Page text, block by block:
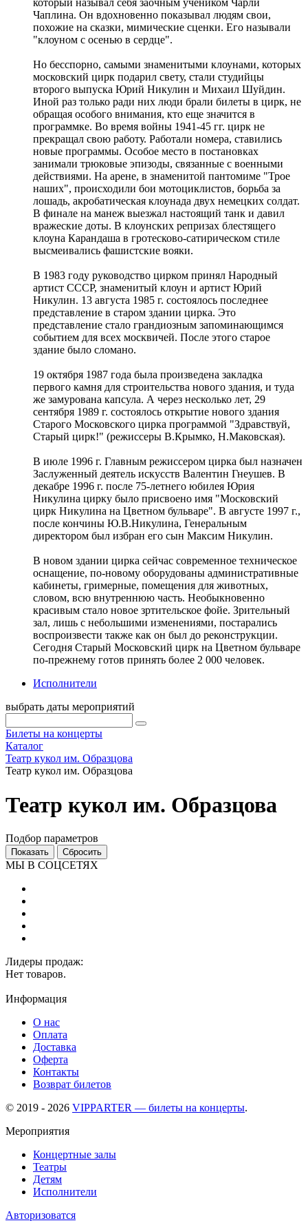
который называл себя заочным учеником Чарли
Чаплина. Он вдохновенно показывал людям свои,
похожие на сказки, мимические сценки. Его называли
"клоуном с осенью в сердце".
Но бесспорно, самыми знаменитыми клоунами, которых
московский цирк подарил свету, стали студийцы
второго выпуска Юрий Никулин и Михаил Шуйдин.
Иной раз только ради них люди брали билеты в цирк, не
обращая особого внимания, кто еще значится в
программке. Во время войны 1941-45 гг. цирк не
прекращал свою работу. Работали номера, ставились
новые программы. Особое место в постановках
занимали трюковые эпизоды, связанные с военными
действиями. На арене, в знаменитой пантомиме "Трое
наших", происходили бои мотоциклистов, борьба за
лошадь, акробатическая клоунада двух немецких солдат.
В финале на манеж выезжал настоящий танк и давил
вражеские доты. В клоунских репризах блестящего
клоуна Карандаша в гротесково-сатирическом стиле
высмеивались фашистские вояки.
В 1983 году руководство цирком принял Народный
артист СССР, знаменитый клоун и артист Юрий
Никулин. 13 августа 1985 г. состоялось последнее
представление в старом здании цирка. Это
представление стало грандиозным запоминающимся
событием для всех москвичей. После этого старое
здание было сломано.
19 октября 1987 года была произведена закладка
первого камня для строительства нового здания, и туда
же замурована капсула. А через несколько лет, 29
сентября 1989 г. состоялось открытие нового здания
Старого Московского цирка программой "Здравствуй,
Старый цирк!" (режиссеры В.Крымко, Н.Маковская).
В июле 1996 г. Главным режиссером цирка был назначен
Заслуженный деятель искусств Валентин Гнеушев. В
декабре 1996 г. после 75-летнего юбилея Юрия
Никулина цирку было присвоено имя "Московский
цирк Никулина на Цветном бульваре". В августе 1997 г.,
после кончины Ю.В.Никулина, Генеральным
директором был избран его сын Максим Никулин.
В новом здании цирка сейчас современное техническое
оснащение, по-новому оборудованы административные
кабинеты, гримерные, помещения для животных,
словом, всю внутреннюю часть. Необыкновенно
красивым стало новое зртительское фойе. Зрительный
зал, лишь с небольшими изменениями, постарались
воспроизвести также как он был до реконструкции.
Сегодня Старый Московский цирк на Цветном бульваре
по-прежнему готов принять более 2 000 человек.
Исполнители
выбрать даты мероприятий
Билеты на концерты
Каталог
Театр кукол им. Образцова
Театр кукол им. Образцова
Театр кукол им. Образцова
Подбор параметров
МЫ В СОЦСЕТЯХ
Лидеры продаж:
Нет товаров.
Информация
О нас
Оплата
Доставка
Оферта
Контакты
Возврат билетов
© 2019 - 2026 VIPPARTER — билеты на концерты.
Мероприятия
Концертные залы
Театры
Детям
Исполнители
Авторизоватся